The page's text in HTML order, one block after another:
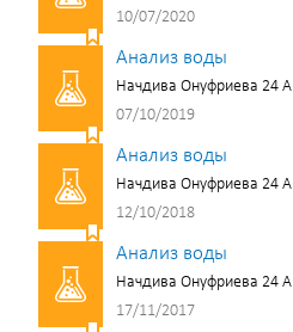
10/07/2020
Анализ воды
Начдива Онуфриева 24 А
07/10/2019
Анализ воды
Начдива Онуфриева 24 А
12/10/2018
Анализ воды
Начдива Онуфриева 24 А
17/11/2017